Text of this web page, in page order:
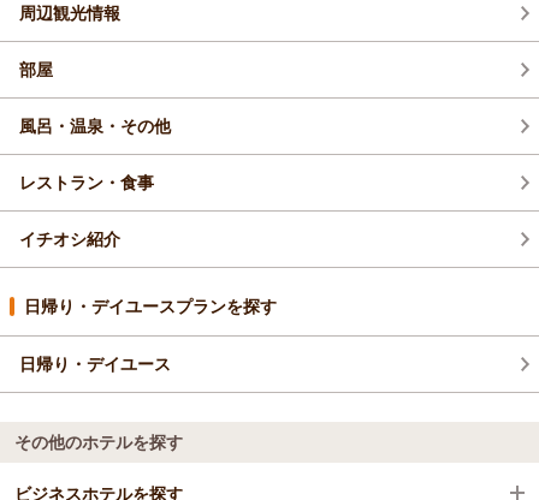
周辺観光情報
部屋
風呂・温泉・その他
レストラン・食事
イチオシ紹介
日帰り・デイユースプランを探す
日帰り・デイユース
その他のホテルを探す
ビジネスホテルを探す